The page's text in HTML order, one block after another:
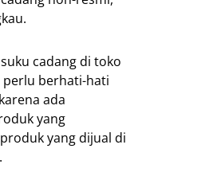
cadang di toko
perlu berhati-hati
ada
yang
yang dijual di